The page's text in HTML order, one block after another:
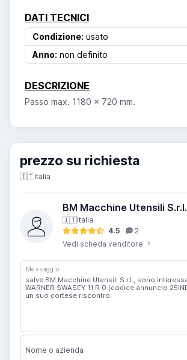
DATI TECNICI
Condizione: usato
Anno: non definito
DESCRIZIONE
Passo max. 1180 x 720 mm.
prezzo su richiesta
🇮🇹Italia
BM Macchine Utensili S.r.l.
🇮🇹Italia
4.5
2
Vedi scheda venditore
Messaggio
Nome o azienda